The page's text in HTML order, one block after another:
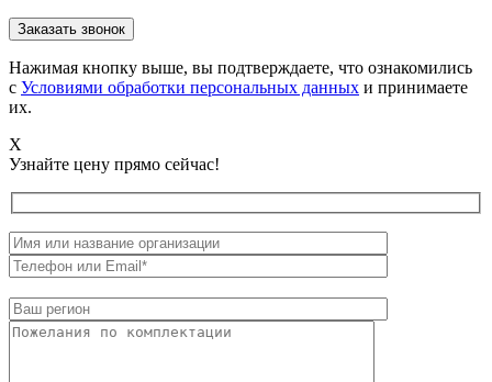
Нажимая кнопку выше, вы подтверждаете, что ознакомились
с Условиями обработки персональных данных и принимаете
их.
X
Узнайте цену прямо сейчас!